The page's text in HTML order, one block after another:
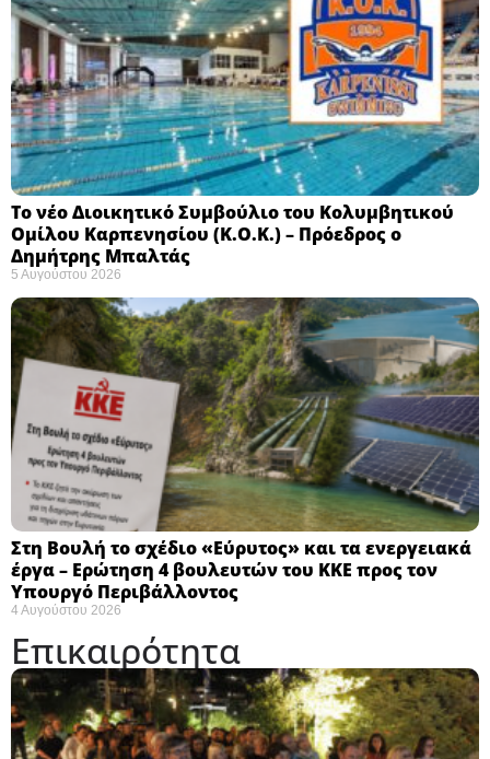
Το νέο Διοικητικό Συμβούλιο του Κολυμβητικού
Ομίλου Καρπενησίου (Κ.Ο.Κ.) – Πρόεδρος ο
Δημήτρης Μπαλτάς
5 Αυγούστου 2026
Στη Βουλή το σχέδιο «Εύρυτος» και τα ενεργειακά
έργα – Ερώτηση 4 βουλευτών του ΚΚΕ προς τον
Υπουργό Περιβάλλοντος
4 Αυγούστου 2026
Επικαιρότητα